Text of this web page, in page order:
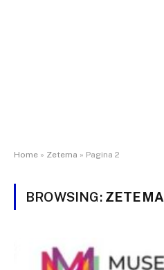
Home » Zetema » Pagina 2
BROWSING: ZETEMA